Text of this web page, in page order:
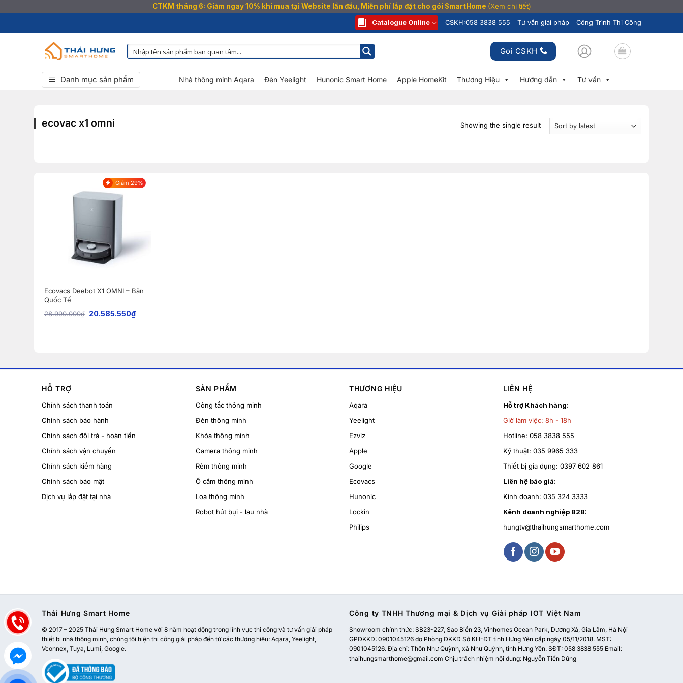
CTKM tháng 6: Giảm ngay 10% khi mua tại Website lần đầu, Miễn phí lắp đặt cho gói SmartHome (Xem chi tiết)
qua
Catalogue Online CSKH:058 3838 555 Tư vấn giải pháp Công Trình Thi Công
Gọi CSKH
Danh mục sản phẩm Nhà thông minh Aqara Đèn Yeelight Hunonic Smart Home Apple HomeKit Thương Hiệu Hướng dẫn Tư vấn
ecovac x1 omni Showing the single result
Giảm 29%
Ecovacs Deebot X1 OMNI – Bản
Quốc Tế
28.990.000₫ 20.585.550₫
HỖ TRỢ
Chính sách thanh toán
Chính sách bảo hành
Chính sách đổi trả - hoàn tiền
Chính sách vận chuyển
Chính sách kiểm hàng
Chính sách bảo mật
Dịch vụ lắp đặt tại nhà
SẢN PHẨM
Công tắc thông minh
Đèn thông minh
Khóa thông minh
Camera thông minh
Rèm thông minh
Ổ cắm thông minh
Loa thông minh
Robot hút bụi - lau nhà
THƯƠNG HIỆU
Aqara
Yeelight
Ezviz
Apple
Google
Ecovacs
Hunonic
Lockin
Philips
LIÊN HỆ
Hỗ trợ Khách hàng:
Giờ làm việc: 8h - 18h
Hotline: 058 3838 555
Kỹ thuật: 035 9965 333
Thiết bị gia dụng: 0397 602 861
Liên hệ báo giá:
Kinh doanh: 035 324 3333
Kênh doanh nghiệp B2B:
hungtv@thaihungsmarthome.com
Thái Hưng Smart Home
© 2017 – 2025 Thái Hưng Smart Home với 8 năm hoạt động trong lĩnh vực thi công và tư vấn giải pháp
thiết bị nhà thông minh, chúng tôi hiện thi công giải pháp đến từ các thương hiệu: Aqara, Yeelight,
Vconnex, Tuya, Lumi, Google.
Công ty TNHH Thương mại & Dịch vụ Giải pháp IOT Việt Nam
Showroom chính thức: SB23-227, Sao Biển 23, Vinhomes Ocean Park, Dương Xá, Gia Lâm, Hà Nội
GPĐKKD: 0901045126 do Phòng ĐKKD Sở KH-ĐT tỉnh Hưng Yên cấp ngày 05/11/2018. MST:
0901045126. Địa chỉ: Thôn Như Quỳnh, xã Như Quỳnh, tỉnh Hưng Yên. SĐT: 058 3838 555 Email:
thaihungsmarthome@gmail.com Chịu trách nhiệm nội dung: Nguyễn Tiến Dũng